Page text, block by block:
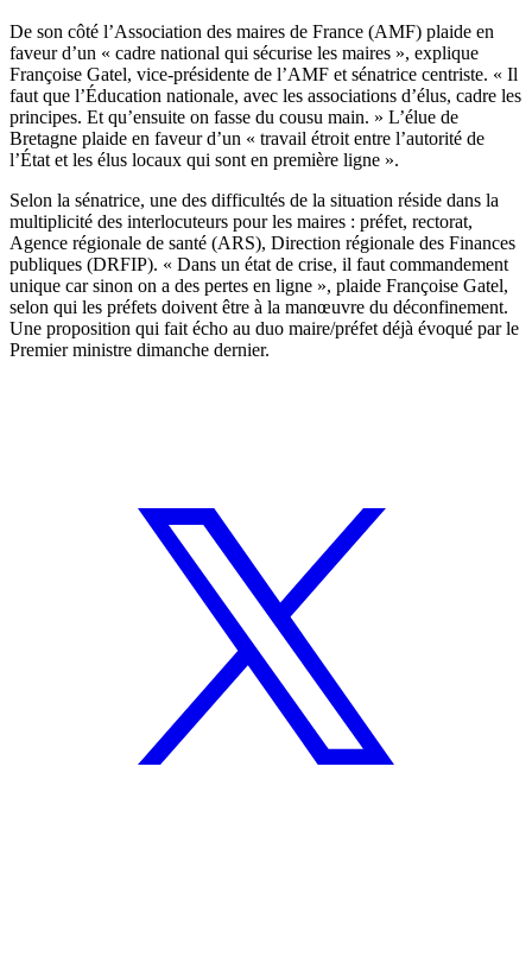
De son côté l’Association des maires de France (AMF) plaide en
faveur d’un « cadre national qui sécurise les maires », explique
Françoise Gatel, vice-présidente de l’AMF et sénatrice centriste. « Il
faut que l’Éducation nationale, avec les associations d’élus, cadre les
principes. Et qu’ensuite on fasse du cousu main. » L’élue de
Bretagne plaide en faveur d’un « travail étroit entre l’autorité de
l’État et les élus locaux qui sont en première ligne ».
Selon la sénatrice, une des difficultés de la situation réside dans la
multiplicité des interlocuteurs pour les maires : préfet, rectorat,
Agence régionale de santé (ARS), Direction régionale des Finances
publiques (DRFIP). « Dans un état de crise, il faut commandement
unique car sinon on a des pertes en ligne », plaide Françoise Gatel,
selon qui les préfets doivent être à la manœuvre du déconfinement.
Une proposition qui fait écho au duo maire/préfet déjà évoqué par le
Premier ministre dimanche dernier.